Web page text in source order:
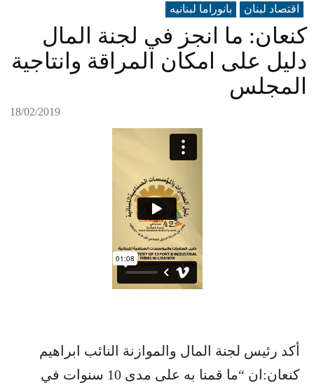
اقتصاد لبنان
بانوراما لبنانیه
كنعان: ما انجز في لجنة المال
دليل على امكان المراقة وانتاجية
المجلس
18/02/2019
أكد رئيس لجنة المال والموازنة النائب ابراهيم
كنعان:ان “ما قمنا به على مدى 10 سنوات في